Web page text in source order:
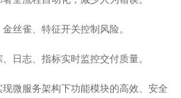
丝雀、特征开关控制风险。
日志、指标实时监控交付质量。
微服务架构下功能模块的高效、安全